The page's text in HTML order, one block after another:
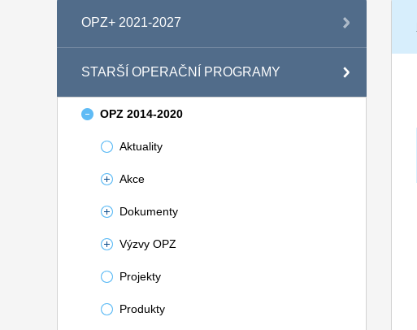
OPZ+ 2021-2027
STARŠÍ OPERAČNÍ PROGRAMY
OPZ 2014-2020
Aktuality
Akce
Dokumenty
Výzvy OPZ
Projekty
Produkty